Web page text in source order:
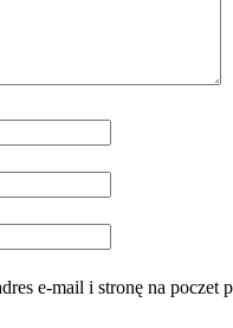
e-mail i stronę na poczet